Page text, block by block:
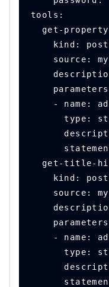
tools:
get-
kind:
source:
- name:
type:
get-title-
kind:
source:
- name:
type: